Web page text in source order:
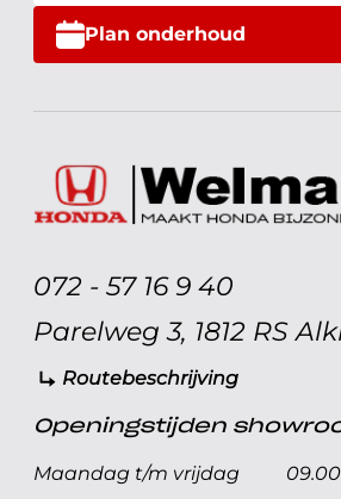
Plan onderhoud
072 - 57 16 9 40
Parelweg 3, 1812 RS
Routebeschrijving
Openingstijden
Maandag t/m vrijdag